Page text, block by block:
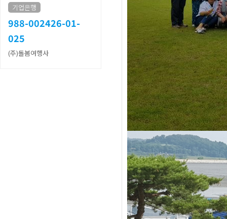
기업은행
988-002426-01-
025
(주)돌봄여행사